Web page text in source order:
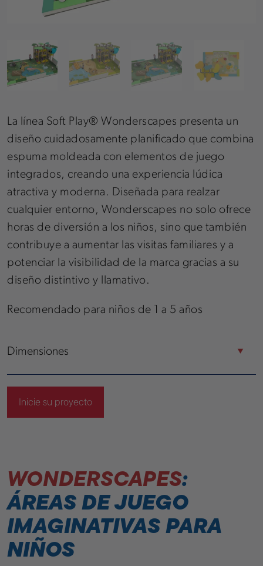
La línea Soft Play® Wonderscapes presenta un
diseño cuidadosamente planificado que combina
espuma moldeada con elementos de juego
integrados, creando una experiencia lúdica
atractiva y moderna. Diseñada para realzar
cualquier entorno, Wonderscapes no solo ofrece
horas de diversión a los niños, sino que también
contribuye a aumentar las visitas familiares y a
potenciar la visibilidad de la marca gracias a su
diseño distintivo y llamativo.
Recomendado para niños de 1 a 5 años
Dimensiones
Configuración grande
• Altura: 13’ / 4 m
• Superficie: 1.000 pies cuadrados / 92,9 m²
Inicie su proyecto
WONDERSCAPES:
ÁREAS DE JUEGO
IMAGINATIVAS PARA
NIÑOS